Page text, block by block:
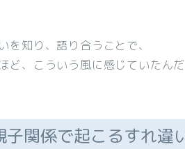
を知り、語り合うことで、
ど、こういう風に感じていたん
子関係で起こるすれ違